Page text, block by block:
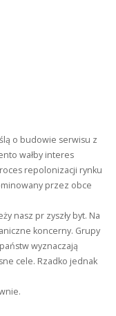
o budowie serwisu z
wałby interes
repolonizacji rynku
przez obce
nasz pr zyszły byt. Na
koncerny. Grupy
wyznaczają
cele. Rzadko jednak